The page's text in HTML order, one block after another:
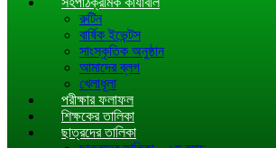
রুটিন
বার্ষিক ইভেন্টস
সাংস্কৃতিক অনুষ্ঠান
আমাদের ব্লগ
খেলাধূলা
পরীক্ষার ফলাফল
শিক্ষকের তালিকা
ছাত্রদের তালিকা